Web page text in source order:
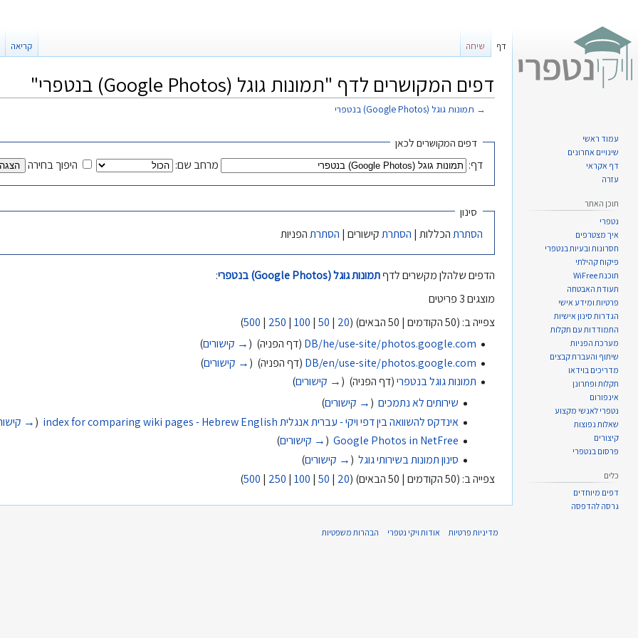
דפים המקושרים לדף "תמונות גוגל (Google Photos) בנטפרי"
→ תמונות גוגל (Google Photos) בנטפרי
דפים המקושרים לכאן
דף: מרחב שם: היפוך בחירה
סינון
הסתרתהכללות | הסתרתקישורים | הסתרתהפניות
הדפים שלהלן מקשרים לדףתמונות גוגל (Google Photos) בנטפרי
:
מוצגים 3 פריטים
צפייה ב: (50 הקודמים | 50 הבאים) (
20
|
50
|
100
|
250
|
500
)
DB/he/use-site/photos.google.com (דף הפניה) ‏ (→ קישורים)
DB/en/use-site/photos.google.com (דף הפניה) ‏ (→ קישורים)
תמונות גוגל בנטפרי(דף הפניה) ‏ (→ קישורים)
שירותים לא נתמכים (→ קישורים)
אינדקס להשוואה בין דפי ויקי - עברית אנגלית index for comparing wiki pages - Hebrew English
(
→
Google Photos in NetFree
(→ קישורים)
סינון תמונות בשירותי גוגל (→ קישורים)
צפייה ב: (50 הקודמים | 50 הבאים) (
20
|
50
|
100
|
250
|
500
)
דף שיחה קריאה
עמוד ראשי
שינויים אחרונים
דף אקראי
עזרה
תוכן האתר
נטפרי
איך מצטרפים
חסרונות ובעיות בנטפרי
פיקוח קהילתי
תוכנת WiFree
תעודת האבטחה
פרטיות ומידע אישי
הגדרות סינון אישיות
התמודדות עם תקלות
מערכת הפניות
שיתוף והעברת קבצים
מדריכים בוידאו
תקלות ופתרונן
אינפורום
נטפרי לאנשי מקצוע
שאלות נפוצות
קיצורים
פרסום בנטפרי
כלים
דפים מיוחדים
גרסה להדפסה
מדיניות פרטיות אודות ויקי נטפרי הבהרות משפטיות